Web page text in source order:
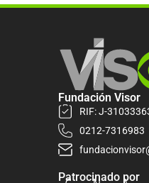
Fundación Visor
RIF: J-
0212-7316983
Patrocinado por